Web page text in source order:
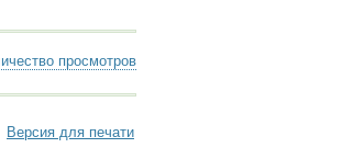
просмотров
Версия для печати